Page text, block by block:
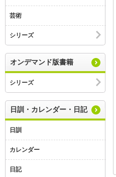
芸術
シリーズ
オンデマンド版書籍
シリーズ
日訓・カレンダー・日記
日訓
カレンダー
日記